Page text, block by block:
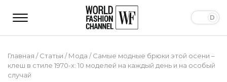
Главная /Статьи /Мода /Самые модные брюки этой осени –
клеш в стиле 1970-х: 10 моделей на каждый день и на особый
случай